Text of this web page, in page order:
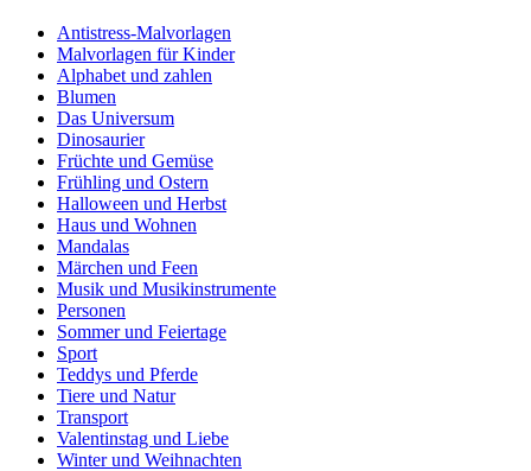
Antistress-Malvorlagen
Malvorlagen für Kinder
Alphabet und zahlen
Blumen
Das Universum
Dinosaurier
Früchte und Gemüse
Frühling und Ostern
Halloween und Herbst
Haus und Wohnen
Mandalas
Märchen und Feen
Musik und Musikinstrumente
Personen
Sommer und Feiertage
Sport
Teddys und Pferde
Tiere und Natur
Transport
Valentinstag und Liebe
Winter und Weihnachten